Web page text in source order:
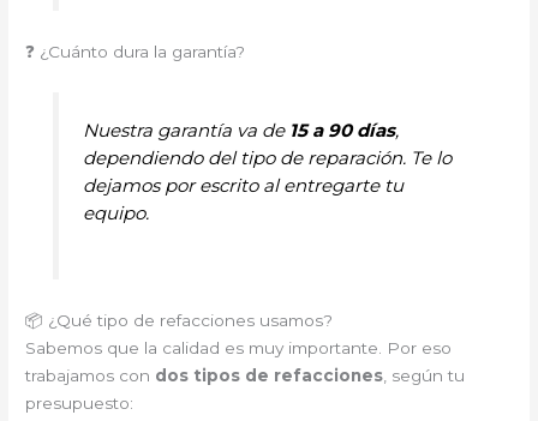
❓ ¿Cuánto dura la garantía?
Nuestra garantía va de 15 a 90 días,
dependiendo del tipo de reparación. Te lo
dejamos por escrito al entregarte tu
equipo.
📦 ¿Qué tipo de refacciones usamos?
Sabemos que la calidad es muy importante. Por eso
trabajamos con dos tipos de refacciones , según tu
presupuesto: